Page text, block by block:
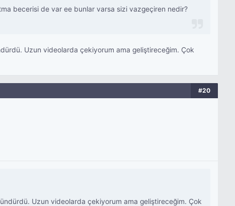
becerisi de var ee bunlar varsa sizi vazgeçiren nedir?
Uzun videolarda çekiyorum ama geliştireceğim. Çok
#20
Uzun videolarda çekiyorum ama geliştireceğim. Çok